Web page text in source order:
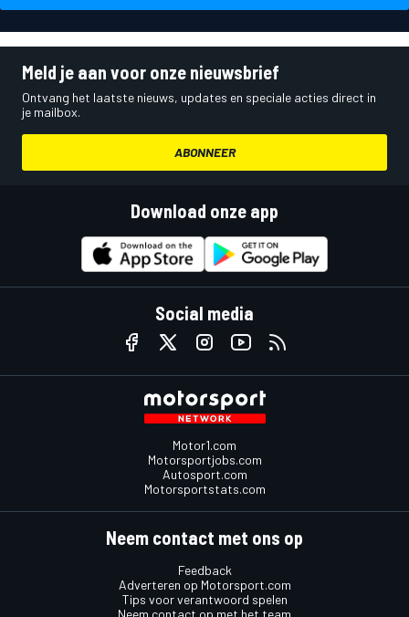
Meld je aan voor onze nieuwsbrief
Ontvang het laatste nieuws, updates en speciale acties direct in
je mailbox.
ABONNEER
Download onze app
Social media
Motor1.com
Motorsportjobs.com
Autosport.com
Motorsportstats.com
Neem contact met ons op
Feedback
Adverteren op Motorsport.com
Tips voor verantwoord spelen